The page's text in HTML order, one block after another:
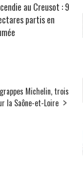
au Creusot : 9
partis en
Michelin, trois
la Saône-et-Loire